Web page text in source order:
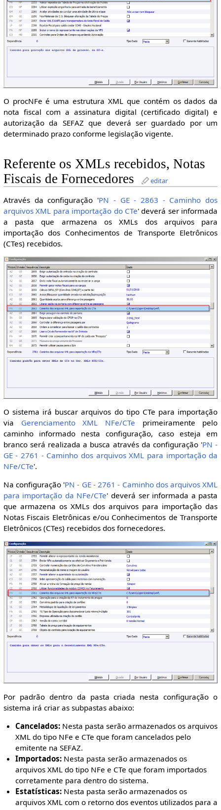
O procNFe é uma estrutura XML que contém os dados da
nota fiscal com a assinatura digital (certificado digital) e
autorização da SEFAZ que deverá ser guardado por um
determinado prazo conforme legislação vigente.
Referente os XMLs recebidos, Notas
Fiscais de Fornecedores
editar
Através da configuração 'PN - GE - 2863 - Caminho dos
arquivos XML para importação do CTe' deverá ser informada
a pasta que armazena os XMLs dos arquivos para
importação dos Conhecimentos de Transporte Eletrônicos
(CTes) recebidos.
O sistema irá buscar arquivos do tipo CTe para importação
via Gerenciamento XML NFe/CTe primeiramente pelo
caminho informado nesta configuração, caso esteja em
branco será realizada a busca através da configuração 'PN -
GE - 2761 - Caminho dos arquivos XML para importação da
NFe/CTe'.
Na configuração 'PN - GE - 2761 - Caminho dos arquivos XML
para importação da NFe/CTe' deverá ser informada a pasta
que armazena os XMLs dos arquivos para importação das
Notas Fiscais Eletrônicas e/ou Conhecimentos de Transporte
Eletrônicos (CTes) recebidos dos fornecedores.
Por padrão dentro da pasta criada nesta configuração o
sistema irá criar as subpastas abaixo:
Cancelados: Nesta pasta serão armazenados os arquivos
XML do tipo NFe e CTe que foram cancelados pelo
emitente na SEFAZ.
Importados: Nesta pasta serão armazenados os
arquivos XML do tipo NFe e CTe que foram importados
corretamente para dentro do sistema.
Estatísticas: Nesta pasta serão armazenados os
arquivos XML com o retorno dos eventos utilizados para a